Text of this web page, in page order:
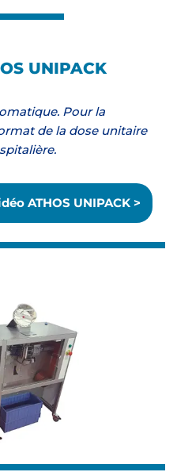
UNIPACK
Pour la
de la dose unitaire
ATHOS UNIPACK >